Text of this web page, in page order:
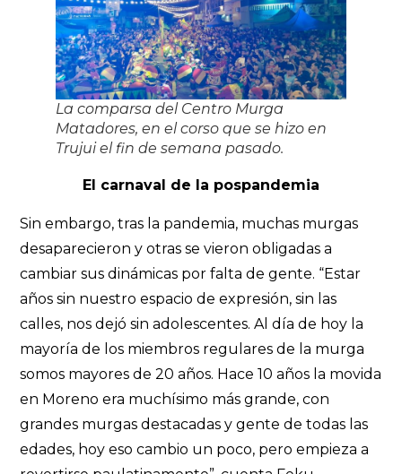
La comparsa del Centro Murga
Matadores, en el corso que se hizo en
Trujui el fin de semana pasado.
El carnaval de la pospandemia
Sin embargo, tras la pandemia, muchas murgas
desaparecieron y otras se vieron obligadas a
cambiar sus dinámicas por falta de gente. “Estar
años sin nuestro espacio de expresión, sin las
calles, nos dejó sin adolescentes. Al día de hoy la
mayoría de los miembros regulares de la murga
somos mayores de 20 años. Hace 10 años la movida
en Moreno era muchísimo más grande, con
grandes murgas destacadas y gente de todas las
edades, hoy eso cambio un poco, pero empieza a